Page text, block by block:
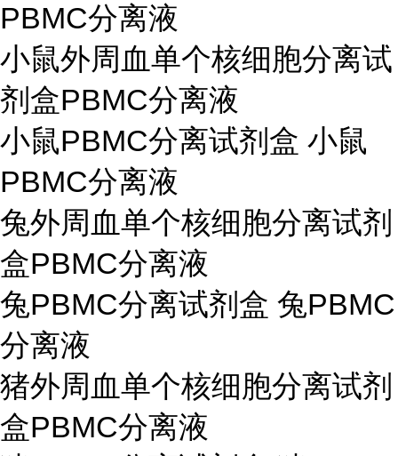
PBMC分离液
小鼠外周血单个核细胞分离试
剂盒PBMC分离液
小鼠PBMC分离试剂盒 小鼠
PBMC分离液
兔外周血单个核细胞分离试剂
盒PBMC分离液
兔PBMC分离试剂盒 兔PBMC
分离液
猪外周血单个核细胞分离试剂
盒PBMC分离液